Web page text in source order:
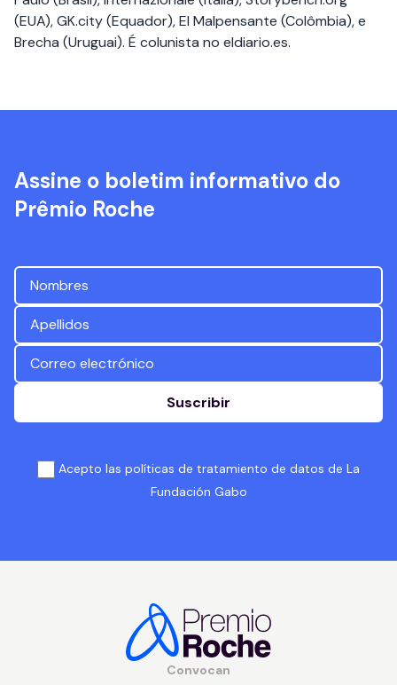
(EUA), GK.city (Equador), El Malpensante (Colômbia), e
Brecha (Uruguai). É colunista no eldiario.es.
Assine o boletim informativo do
Prêmio Roche
Suscribir
Acepto las políticas de tratamiento de datos de La
Fundación Gabo
Convocan